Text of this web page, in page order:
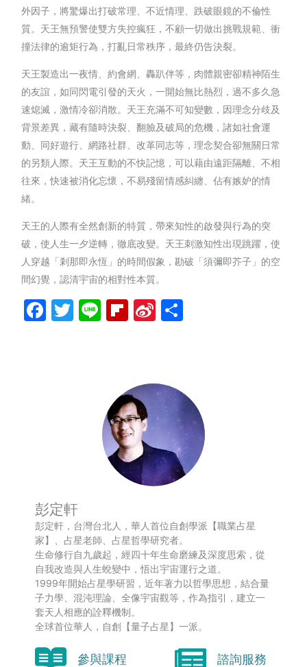
外因子，將驚爆出打破常理、不近情理、跌破眼鏡的不倫性
質。天王無預警使雙方失控瘋狂，不顧一切做出挑戰規範、衝
撞法律的逾矩行為，打亂日常秩序，最終仍告決裂。
天王製造出一夜情、約會網、轟趴伴等，肉體親密卻精神陌生
的友誼，如同閃電引發的天火，一開始無比熱烈，過不多久急
速熄滅，激情冷卻消散。天王充滿不可知變數，因理念分歧及
背景差異，藏有隨時決裂、翻臉及破局的危機，諸如社會運
動、同好遊行、網路社群、改革同志等，理念契合卻無關日常
的另類人際。天王互動的不快記憶，可以藉由遠距隔離、不相
往來，快速被消化忘懷，不易殘留情感糾纏、佔有嫉妒的情
緒。
天王的人際有全然創新的特質，帶來知性的啟發與行為的突
破，使人生一夕逆轉，徹底改變。天王刺激知性出現跳躍，使
人穿越「剎那即永恆」的時間假象，勘破「須彌即芥子」的空
間幻覺，認清宇宙的相對性本質。
Facebook
Twitter
LineFlipboard
Sina
彭定軒
彭定軒，台灣台北人，華人首位自創學派【職業占星
家】、占星老師、占星哲學研究者。
生命修行自九歲起，經四十年生命磨練及深度思索，從
自我改造與人生蛻變中，悟出宇宙運行之道。
1999年開始占星學研習，近年著力以哲學思想，結合量
子力學、混沌理論、全像宇宙觀等，作為指引，建立一
套天人相應的詮釋機制。
全球首位華人，自創【量子占星】一派。
參與課程 諮詢服務